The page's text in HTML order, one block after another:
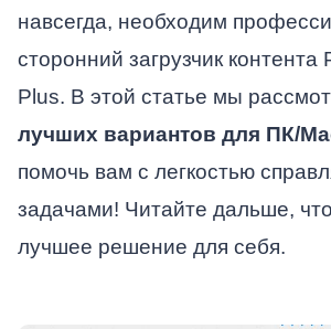
навсегда, необходим
сторонний загрузчик контента
Plus. В этой статье мы
лучших вариантов для ПК/
помочь вам с легкостью
задачами! Читайте дальше,
лучшее решение для себя.